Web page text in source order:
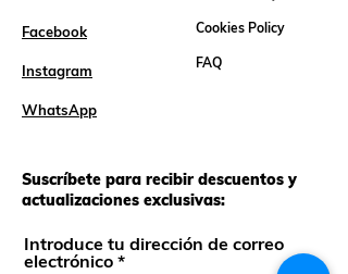
Facebook
Instagram
WhatsApp
Suscríbete para recibir descuentos y
actualizaciones exclusivas:
Introduce tu dirección de correo
electrónico
Cookies Policy
FAQ